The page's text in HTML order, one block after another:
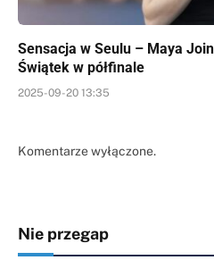
Sensacja w Seulu – Maya
Świątek w półfinale
2025-09-20 13:35
Komentarze wyłączone.
Nie przegap